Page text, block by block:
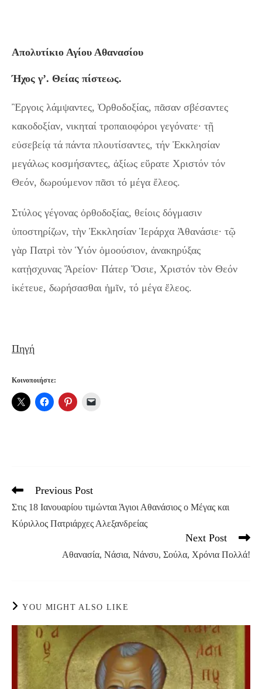
Aπολυτίκιο Αγίου Αθανασίου
Ήχος γ’. Θείας πίστεως.
Ἒργοις λάμψαντες, Ὀρθοδοξίας, πᾶσαν σβέσαντες
κακοδοξίαν, νικηταί τροπαιοφόροι γεγόνατε· τῇ
εὐσεβείᾳ τά πάντα πλουτίσαντες, τήν Ἐκκλησίαν
μεγάλως κοσμήσαντες, ἀξίως εὕρατε Χριστόν τόν
Θεόν, δωρούμενον πᾶσι τό μέγα ἔλεος.
Στύλος γέγονας ὀρθοδοξίας, θείοις δόγμασιν
ὑποστηρίζων, τὴν Ἐκκλησίαν Ἱεράρχα Ἀθανάσιε· τῷ
γὰρ Πατρὶ τὸν Ὑιόν ὁμοούσιον, ἀνακηρύξας
κατᾑσχυνας Ἄρείον· Πάτερ Ὅσιε, Χριστόν τὸν Θεόν
ἱκέτευε, δωρήσασθαι ἡμῖν, τό μέγα ἔλεος.
Πηγή
Κοινοποιήστε:
Read
articles
Previous Post
Στις 18 Ιανουαρίου τιμώνται Άγιοι Αθανάσιος ο Μέγας και
Κύριλλος Πατριάρχες Αλεξανδρείας
Next Post
Αθανασία, Νάσια, Νάνσυ, Σούλα, Χρόνια Πολλά!
YOU MIGHT ALSO LIKE